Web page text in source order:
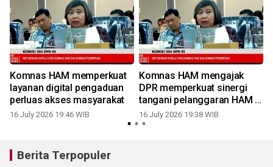
Komnas HAM memperkuat
layanan digital pengaduan
perluas akses masyarakat
16 July 2026 19:46 WIB
Komnas HAM mengajak
DPR memperkuat sinergi
tangani pelanggaran HAM di
daerah
16 July 2026 19:38 WIB
Berita Terpopuler